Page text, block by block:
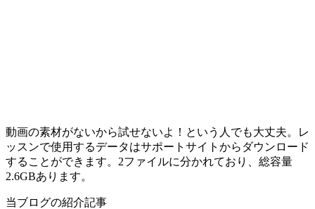
動画の素材がないから試せないよ！という人でも大丈夫。レ
ッスンで使用するデータはサポートサイトからダウンロード
することができます。2ファイルに分かれており、総容量
2.6GBあります。
当ブログの紹介記事